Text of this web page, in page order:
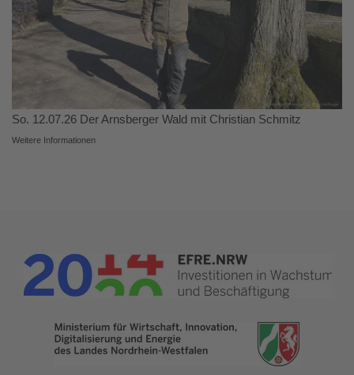
So. 12.07.26 Der Arnsberger Wald mit Christian Schmitz
Weitere Informationen